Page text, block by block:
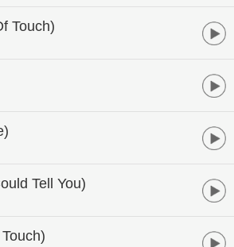
Touch)
Tell You)